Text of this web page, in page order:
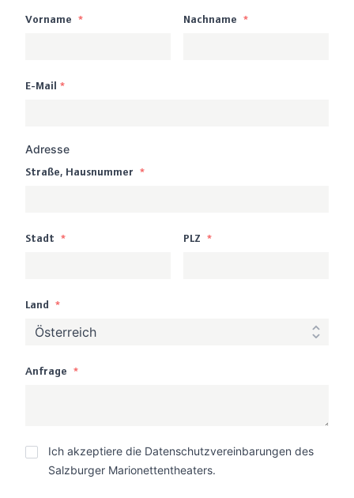
Name
Vorname * Nachname *
E-Mail *
Adresse
Straße, Hausnummer *
Stadt * PLZ *
Land *
Anfrage *
Datenschutz
Ich akzeptiere die Datenschutzvereinbarungen des
Salzburger Marionettentheaters.